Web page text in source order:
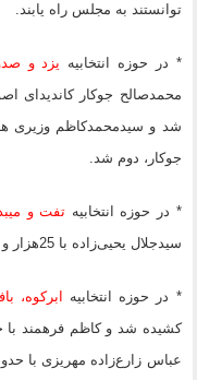
توانستند به مجلس راه یابند.
* در حوزه انتخابیه یزد و
جوکار، ‌دوم شد.
* در حوزه انتخابیه تفت و
سیدجلال یحیی‌زاده با 25هزار و 382 رای راهی مجلس شد.
* در حوزه انتخابیه ابرکوه،